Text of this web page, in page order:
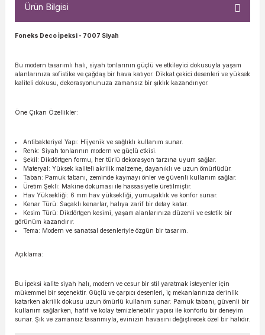
Ürün Bilgisi
Foneks Deco İpeksi - 7007 Siyah
Bu modern tasarımlı halı, siyah tonlarının güçlü ve etkileyici dokusuyla yaşam
alanlarınıza sofistike ve çağdaş bir hava katıyor. Dikkat çekici desenleri ve yüksek
kaliteli dokusu, dekorasyonunuza zamansız bir şıklık kazandırıyor.
Öne Çıkan Özellikler:
Antibakteriyel Yapı: Hijyenik ve sağlıklı kullanım sunar.
Renk: Siyah tonlarının modern ve güçlü etkisi.
Şekil: Dikdörtgen formu, her türlü dekorasyon tarzına uyum sağlar.
Materyal: Yüksek kaliteli akrilik malzeme, dayanıklı ve uzun ömürlüdür.
Taban: Pamuk tabanı, zeminde kaymayı önler ve güvenli kullanım sağlar.
Üretim Şekli: Makine dokuması ile hassasiyetle üretilmiştir.
Hav Yüksekliği: 6 mm hav yüksekliği, yumuşaklık ve konfor sunar.
Kenar Türü: Saçaklı kenarlar, halıya zarif bir detay katar.
Kesim Türü: Dikdörtgen kesimi, yaşam alanlarınıza düzenli ve estetik bir
görünüm kazandırır.
Tema: Modern ve sanatsal desenleriyle özgün bir tasarım.
Açıklama:
Bu İpeksi kalite siyah halı, modern ve cesur bir stil yaratmak isteyenler için
mükemmel bir seçenektir. Güçlü ve çarpıcı desenleri, iç mekanlarınıza derinlik
katarken akrilik dokusu uzun ömürlü kullanım sunar. Pamuk tabanı, güvenli bir
kullanım sağlarken, hafif ve kolay temizlenebilir yapısı ile konforlu bir deneyim
sunar. Şık ve zamansız tasarımıyla, evinizin havasını değiştirecek özel bir halıdır.